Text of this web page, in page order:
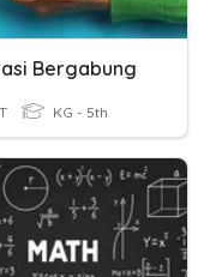
Bergabung
KG - 5th